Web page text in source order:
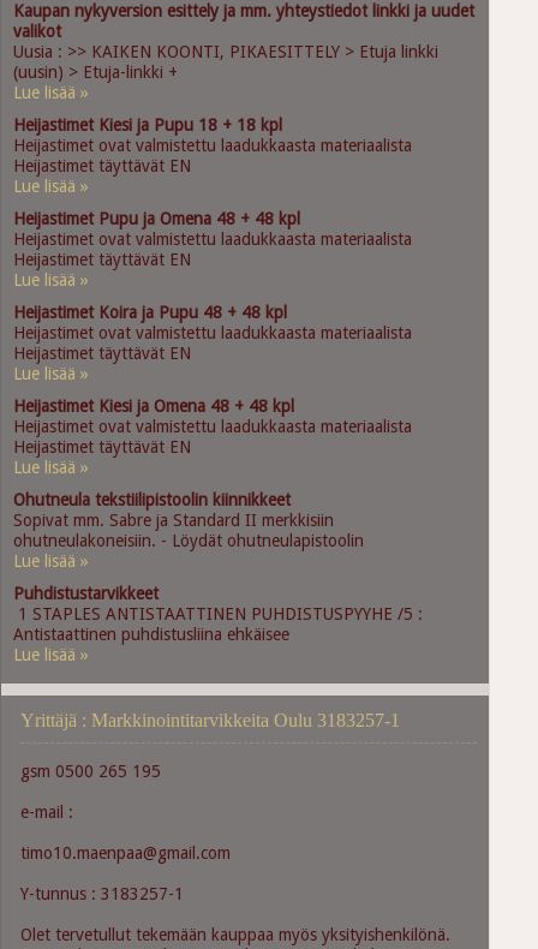
Kaupan nykyversion esittely ja mm. yhteystiedot linkki ja uudet
valikot
Uusia : >> KAIKEN KOONTI, PIKAESITTELY > Etuja linkki
(uusin) > Etuja-linkki +
Lue lisää »
Heijastimet Kiesi ja Pupu 18 + 18 kpl
Heijastimet ovat valmistettu laadukkaasta materiaalista
Heijastimet täyttävät EN
Lue lisää »
Heijastimet Pupu ja Omena 48 + 48 kpl
Heijastimet ovat valmistettu laadukkaasta materiaalista
Heijastimet täyttävät EN
Lue lisää »
Heijastimet Koira ja Pupu 48 + 48 kpl
Heijastimet ovat valmistettu laadukkaasta materiaalista
Heijastimet täyttävät EN
Lue lisää »
Heijastimet Kiesi ja Omena 48 + 48 kpl
Heijastimet ovat valmistettu laadukkaasta materiaalista
Heijastimet täyttävät EN
Lue lisää »
Ohutneula tekstiilipistoolin kiinnikkeet
Sopivat mm. Sabre ja Standard II merkkisiin
ohutneulakoneisiin. - Löydät ohutneulapistoolin
Lue lisää »
Puhdistustarvikkeet
1 STAPLES ANTISTAATTINEN PUHDISTUSPYYHE /5 :
Antistaattinen puhdistusliina ehkäisee
Lue lisää »
Yrittäjä : Markkinointitarvikkeita Oulu 3183257-1
gsm 0500 265 195
e-mail :
timo10.maenpaa@gmail.com
Y-tunnus : 3183257-1
Olet tervetullut tekemään kauppaa myös yksityishenkilönä.